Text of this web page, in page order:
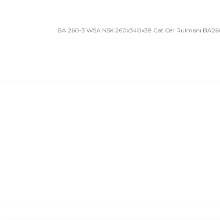
BA 260-3 WSA NSK 260x340x38 Cat Cer Rulmanı